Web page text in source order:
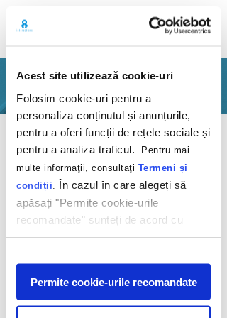
Acest site utilizează cookie-uri
Folosim cookie-uri pentru a
personaliza conținutul și anunțurile,
pentru a oferi funcții de rețele sociale și
pentru a analiza traficul.
Pentru mai
multe informaţii, consultaţi Termeni și
condiții În cazul în care alegeți să
apăsați "Permite cookie-urile
recomandate" sunteți de acord cu
utilizarea modulelor noastre cookie.
Afişare
Permite cookie-urile recomandate
PORTFOLIO
Back
Conversion ride
Etalon Voyage
2020
Ready to go on a trip? 'Cause, we have